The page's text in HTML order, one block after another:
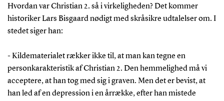
Hvordan var Christian 2. så i virkeligheden? Det kommer
historiker Lars Bisgaard nødigt med skråsikre udtalelser om. I
stedet siger han:
- Kildematerialet rækker ikke til, at man kan tegne en
personkarakteristik af Christian 2. Den hemmelighed må vi
acceptere, at han tog med sig i graven. Men det er bevist, at
han led af en depression i en årrække, efter han mistede